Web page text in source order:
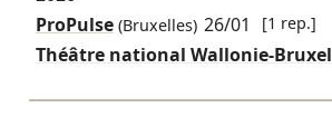
ProPulse(Bruxelles) 26/01 [1 rep.]
Théâtre national Wallonie-